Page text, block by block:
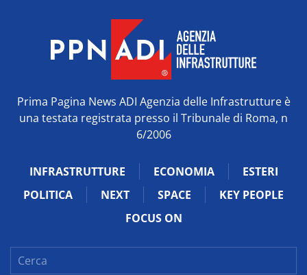
Prima Pagina News ADI Agenzia delle Infrastrutture è
una testata registrata presso il Tribunale di Roma, n
6/2006
INFRASTRUTTURE ECONOMIA
ESTERI
POLITICA
NEXT SPACE
KEY PEOPLE
FOCUS ON